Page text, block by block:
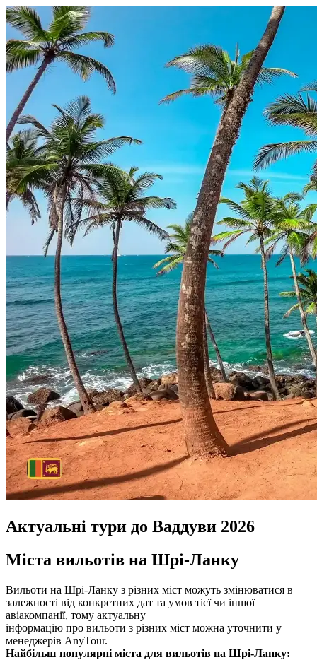
Актуальні тури до Ваддуви 2026
Міста вильотів на Шрі-Ланку
Вильоти на Шрі-Ланку з різних міст можуть змінюватися в
залежності від конкретних дат та умов тієї чи іншої
авіакомпанії, тому актуальну
інформацію про вильоти з різних міст можна уточнити у
менеджерів AnyTour.
Найбільш популярні міста для вильотів на Шрі-Ланку: